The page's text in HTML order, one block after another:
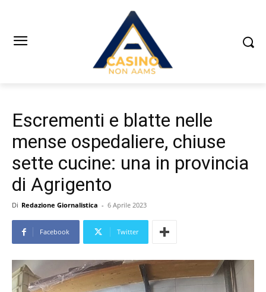
Escrementi e blatte nelle
mense ospedaliere, chiuse
sette cucine: una in provincia
di Agrigento
Di Redazione Giornalistica - 6 Aprile 2023
Facebook Twitter